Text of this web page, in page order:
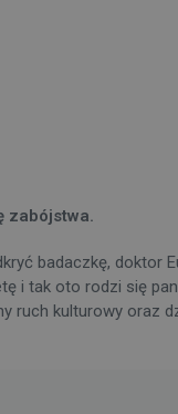
zabójstwa.
badaczkę, doktor
i tak oto rodzi się
ruch kulturowy oraz